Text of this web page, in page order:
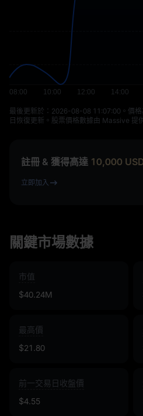
最後更新於：⁦2026-08-08 11:07:00⁩。價
日恢復更新。股票價格數據由 Massive 提
註冊 & 獲得高達 10,000
立即加入
關鍵市場數據
市值
$40.24M
最高價
$21.80
前一交易日收盤價
$4.55